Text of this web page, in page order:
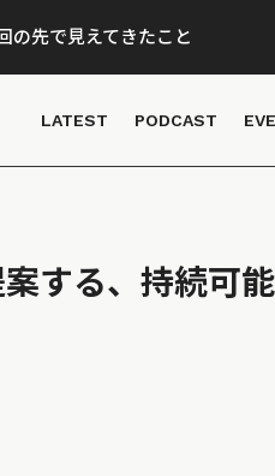
の先で見えてきたこと
LATEST PODCAST
する、持続可